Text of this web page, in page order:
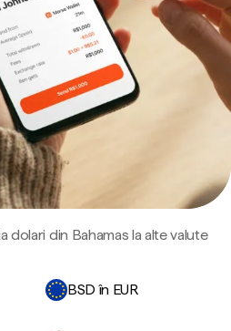
dolari din Bahamas la alte valute
BSD în EUR